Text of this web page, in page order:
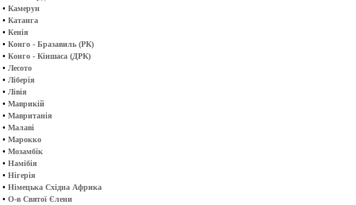
• Камерун
• Катанга
• Кенія
• Конго - Бразавиль (РК)
• Конго - Кіншаса (ДРК)
• Лесото
• Ліберія
• Лівія
• Маврикій
• Мавританія
• Малаві
• Марокко
• Мозамбік
• Намібія
• Нігерія
• Німецька Східна Африка
• О-в Святої Єлени